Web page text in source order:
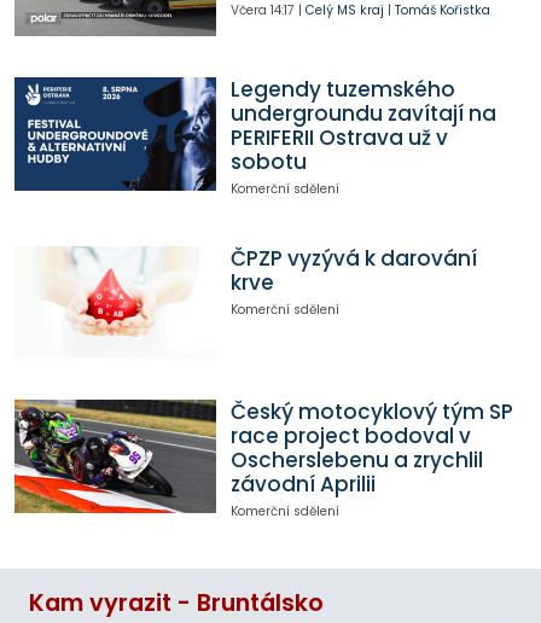
Včera 14:17 | Celý MS kraj | Tomáš Kořistka
Legendy tuzemského
undergroundu zavítají na
PERIFERII Ostrava už v
sobotu
Komerční sdělení
ČPZP vyzývá k darování
krve
Komerční sdělení
Český motocyklový tým SP
race project bodoval v
Oscherslebenu a zrychlil
závodní Aprilii
Komerční sdělení
Kam vyrazit - Bruntálsko